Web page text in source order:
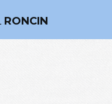
RONCIN